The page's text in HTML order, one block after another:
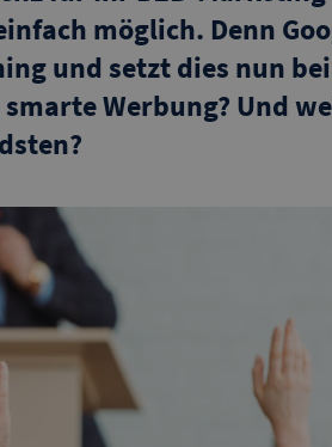
möglich. Denn
und setzt dies nun
Werbung? Und